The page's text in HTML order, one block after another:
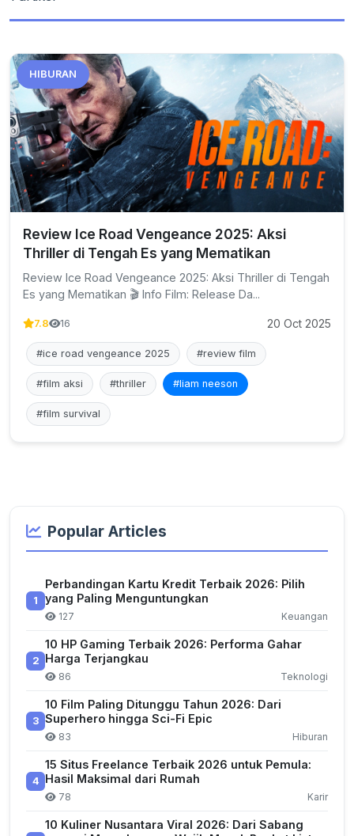
HIBURAN
Review Ice Road Vengeance 2025: Aksi
Thriller di Tengah Es yang Mematikan
Review Ice Road Vengeance 2025: Aksi Thriller di Tengah
Es yang Mematikan 🎬 Info Film: Release Da...
7.8 16 20 Oct 2025
#ice road vengeance 2025 #review film
#film aksi #thriller #liam neeson
#film survival
Popular Articles
1
Perbandingan Kartu Kredit Terbaik 2026: Pilih
yang Paling Menguntungkan
127 Keuangan
2
10 HP Gaming Terbaik 2026: Performa Gahar
Harga Terjangkau
86 Teknologi
3
10 Film Paling Ditunggu Tahun 2026: Dari
Superhero hingga Sci-Fi Epic
83 Hiburan
4
15 Situs Freelance Terbaik 2026 untuk Pemula:
Hasil Maksimal dari Rumah
78 Karir
10 Kuliner Nusantara Viral 2026: Dari Sabang